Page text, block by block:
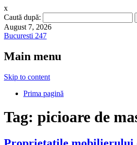
x
Caută după:
August 7, 2026
Bucuresti 247
Main menu
Skip to content
Prima pagină
Tag: picioare de